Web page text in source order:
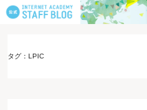
タグ：LPIC